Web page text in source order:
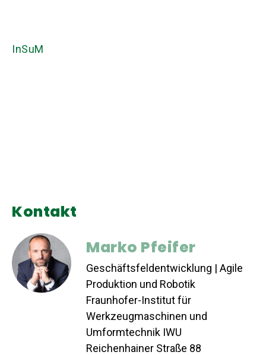
InSuM
Kontakt
Marko Pfeifer
Geschäftsfeldentwicklung | Agile
Produktion und Robotik
Fraunhofer-Institut für
Werkzeugmaschinen und
Umformtechnik IWU
Reichenhainer Straße 88